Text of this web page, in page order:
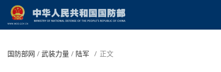
国防部网 / 武装力量 / 陆军 / 正文